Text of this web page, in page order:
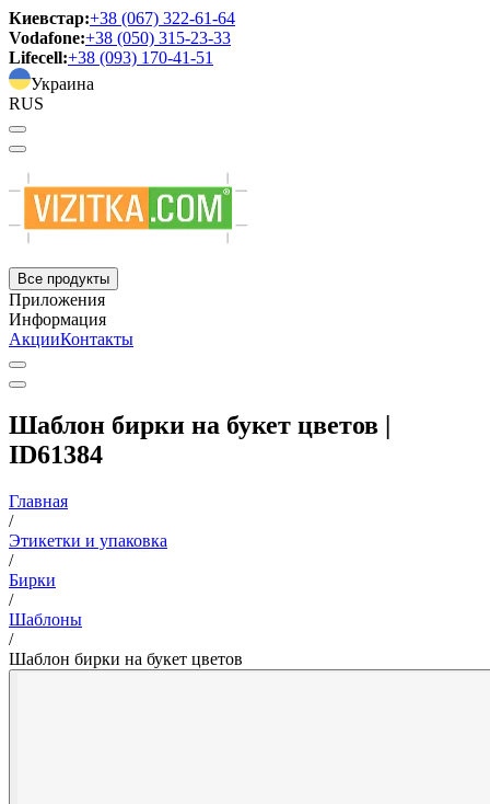
Киевстар:+38 (067) 322-61-64
Vodafone:+38 (050) 315-23-33
Lifecell:+38 (093) 170-41-51
Украина
RUS
Все продукты
Приложения
Информация
АкцииКонтакты
Шаблон бирки на букет цветов |
ID61384
Главная
/
Этикетки и упаковка
/
Бирки
/
Шаблоны
/
Шаблон бирки на букет цветов